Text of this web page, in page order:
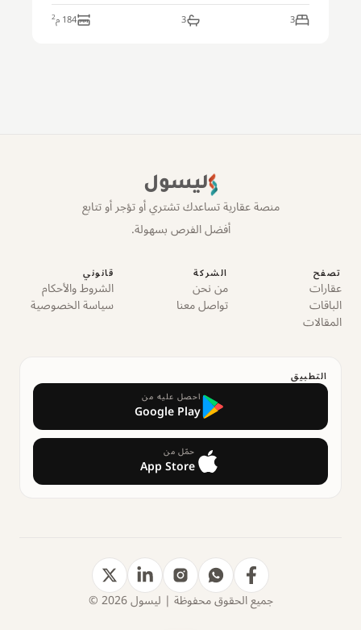
3
3
184م2
ليسول
منصة عقارية تساعدك تشتري أو تؤجر أو تتابع
أفضل الفرص بسهولة.
تصفح
عقارات
الباقات
المقالات
الشركة
من نحن
تواصل معنا
قانوني
الشروط والأحكام
سياسة الخصوصية
التطبيق
احصل عليه من
Google Play
حمّل من
App Store
جميع الحقوق محفوظة | ليسول 2026 ©